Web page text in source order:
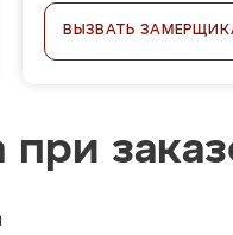
ВЫЗВАТЬ
при